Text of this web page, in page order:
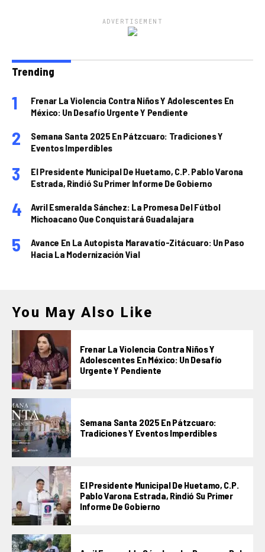
ADVERTISEMENT
Trending
Frenar La Violencia Contra Niños Y Adolescentes En
México: Un Desafío Urgente Y Pendiente
Semana Santa 2025 En Pátzcuaro: Tradiciones Y
Eventos Imperdibles
El Presidente Municipal De Huetamo, C.P. Pablo Varona
Estrada, Rindió Su Primer Informe De Gobierno
Avril Esmeralda Sánchez: La Promesa Del Fútbol
Michoacano Que Conquistará Guadalajara
Avance En La Autopista Maravatío-Zitácuaro: Un Paso
Hacia La Modernización Vial
You May Also Like
Frenar La Violencia Contra Niños Y
Adolescentes En México: Un Desafío
Urgente Y Pendiente
Semana Santa 2025 En Pátzcuaro:
Tradiciones Y Eventos Imperdibles
El Presidente Municipal De Huetamo, C.P.
Pablo Varona Estrada, Rindió Su Primer
Informe De Gobierno